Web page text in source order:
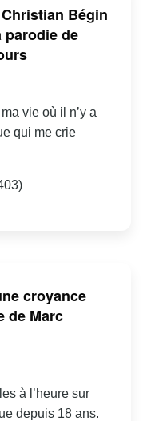
Bégin
parodie de
vie où il n’y a
qui me crie
croyance
de Marc
à l’heure sur
depuis 18 ans.